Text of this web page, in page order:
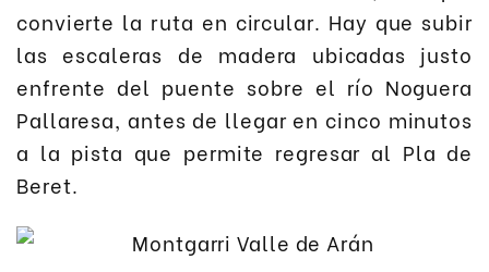
convierte la ruta en circular. Hay que subir
las escaleras de madera ubicadas justo
enfrente del puente sobre el río Noguera
Pallaresa, antes de llegar en cinco minutos
a la pista que permite regresar al Pla de
Beret.